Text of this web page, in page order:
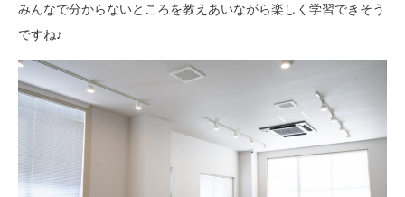
みんなで分からないところを教えあいながら楽しく学習できそう
ですね♪